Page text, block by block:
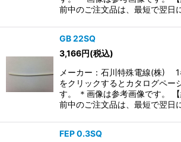
前中のご注文品は、最短で翌日
GB 22SQ
3,166円(税込)
メーカー：石川特殊電線(株)
をクリックするとカタログペー
す。 ＊画像は参考画像です。
前中のご注文品は、最短で翌日
FEP 0.3SQ